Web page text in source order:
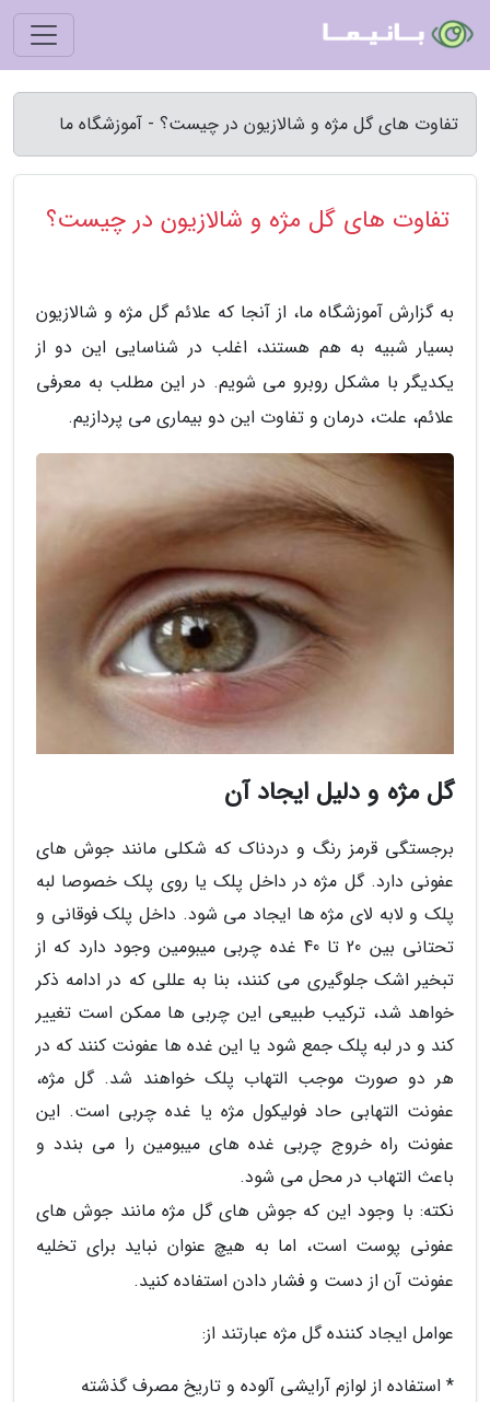
تفاوت های گل مژه و شالازیون در چیست؟ - آموزشگاه ما
تفاوت های گل مژه و شالازیون در چیست؟
به گزارش آموزشگاه ما، از آنجا که علائم گل مژه و شالازیون
بسیار شبیه به هم هستند، اغلب در شناسایی این دو از
یکدیگر با مشکل روبرو می شویم. در این مطلب به معرفی
علائم، علت، درمان و تفاوت این دو بیماری می پردازیم.
گل مژه و دلیل ایجاد آن
برجستگی قرمز رنگ و دردناک که شکلی مانند جوش های
عفونی دارد. گل مژه در داخل پلک یا روی پلک خصوصا لبه
پلک و لابه لای مژه ها ایجاد می شود. داخل پلک فوقانی و
تحتانی بین 20 تا 40 غده چربی میبومین وجود دارد که از
تبخیر اشک جلوگیری می کنند، بنا به عللی که در ادامه ذکر
خواهد شد، ترکیب طبیعی این چربی ها ممکن است تغییر
کند و در لبه پلک جمع شود یا این غده ها عفونت کنند که در
هر دو صورت موجب التهاب پلک خواهند شد. گل مژه،
عفونت التهابی حاد فولیکول مژه یا غده چربی است. این
عفونت راه خروج چربی غده های میبومین را می بندد و
باعث التهاب در محل می شود.
نکته: با وجود این که جوش های گل مژه مانند جوش های
عفونی پوست است، اما به هیچ عنوان نباید برای تخلیه
عفونت آن از دست و فشار دادن استفاده کنید.
عوامل ایجاد کننده گل مژه عبارتند از:
* استفاده از لوازم آرایشی آلوده و تاریخ مصرف گذشته